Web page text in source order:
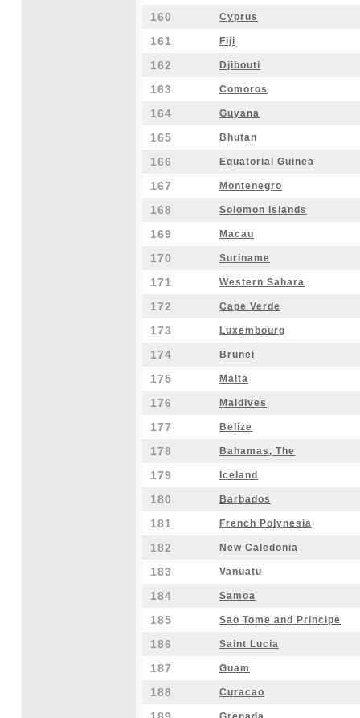
160 Cyprus
161 Fiji
162 Djibouti
163 Comoros
164 Guyana
165 Bhutan
166 Equatorial Guinea
167 Montenegro
168 Solomon Islands
169 Macau
170 Suriname
171 Western Sahara
172 Cape Verde
173 Luxembourg
174 Brunei
175 Malta
176 Maldives
177 Belize
178 Bahamas, The
179 Iceland
180 Barbados
181 French Polynesia
182 New Caledonia
183 Vanuatu
184 Samoa
185 Sao Tome and Principe
186 Saint Lucia
187 Guam
188 Curacao